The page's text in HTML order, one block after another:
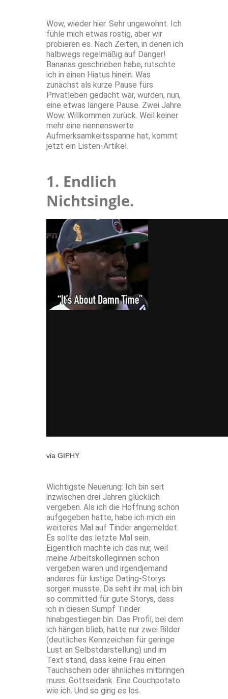
Wow, wieder hier. Sehr ungewohnt. Ich
fühle mich etwas rostig, aber wir
probieren es. Nach Zeiten, in denen ich
halbwegs regelmäßig auf Danger!
Bananas geschrieben habe, rutschte
ich in einen Hiatus hinein. Was
zunächst als kurze Pause fürs
Privatleben gedacht war, wurden, nun,
eine etwas längere Pause. Zwei Jahre.
Wow. Willkommen zurück. Weil keiner
mehr eine nennenswerte
Aufmerksamkeitsspanne hat, kommt
jetzt ein Listen-Artikel.
1. Endlich
Nichtsingle.
via GIPHY
Wichtigste Neuerung: Ich bin seit
inzwischen drei Jahren glücklich
vergeben. Als ich die Hoffnung schon
aufgegeben hatte, habe ich mich ein
weiteres Mal auf Tinder angemeldet.
Es sollte das letzte Mal sein.
Eigentlich machte ich das nur, weil
meine Arbeitskolleginnen schon
vergeben waren und irgendjemand
anderes für lustige Dating-Storys
sorgen musste. Da seht ihr mal, ich bin
so committed für gute Storys, dass
ich in diesen Sumpf Tinder
hinabgestiegen bin. Das Profil, bei dem
ich hängen blieb, hatte nur zwei Bilder
(deutliches Kennzeichen für geringe
Lust an Selbstdarstellung) und im
Text stand, dass keine Frau einen
Tauchschein oder ähnliches mitbringen
muss. Gottseidank. Eine Couchpotato
wie ich. Und so ging es los.